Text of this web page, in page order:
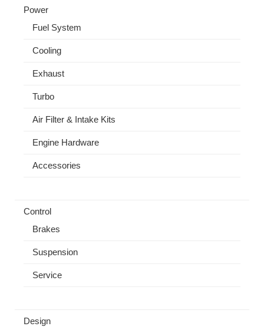
Power
Fuel System
Cooling
Exhaust
Turbo
Air Filter & Intake Kits
Engine Hardware
Accessories
Control
Brakes
Suspension
Service
Design